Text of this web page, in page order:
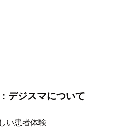
デジスマについて
い患者体験